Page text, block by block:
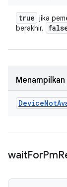
true jika
berakhir.
Menampilkan
DeviceNot
waitForPm